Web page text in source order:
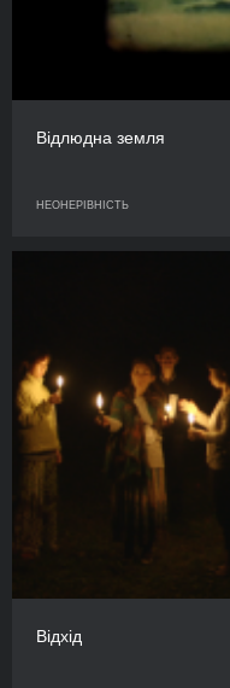
Відлюдна земля
НЕОНЕРІВНІСТЬ
Відхід